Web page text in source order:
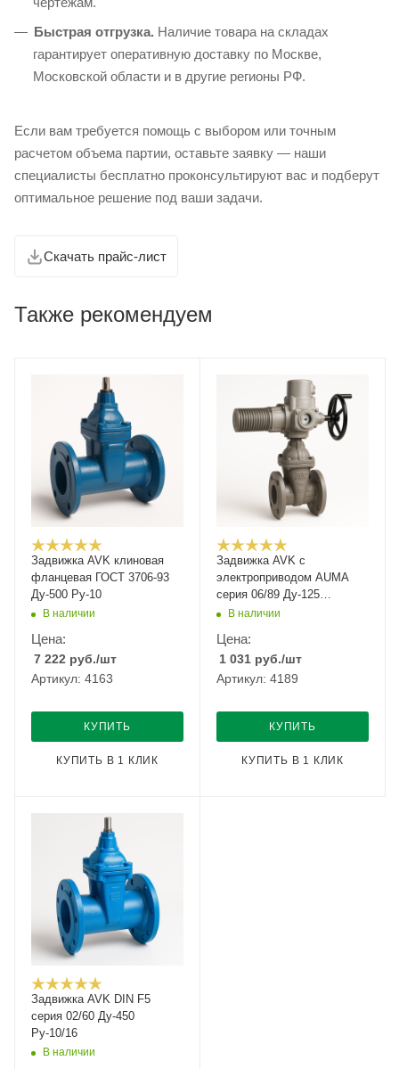
Быстрая отгрузка. Наличие товара на складах
гарантирует оперативную доставку по Москве,
Московской области и в другие регионы РФ.
Если вам требуется помощь с выбором или точным
расчетом объема партии, оставьте заявку — наши
специалисты бесплатно проконсультируют вас и подберут
оптимальное решение под ваши задачи.
Скачать прайс-лист
Также рекомендуем
Задвижка AVK клиновая
фланцевая ГОСТ 3706-93
Ду-500 Ру-10
В наличии
Цена:
7 222 руб./шт
Артикул: 4163
КУПИТЬ
КУПИТЬ В 1 КЛИК
Задвижка AVK с
электроприводом AUMA
серия 06/89 Ду-125
Ру-10/16
В наличии
Цена:
1 031 руб./шт
Артикул: 4189
КУПИТЬ
КУПИТЬ В 1 КЛИК
Задвижка AVK DIN F5
серия 02/60 Ду-450
Ру-10/16
В наличии